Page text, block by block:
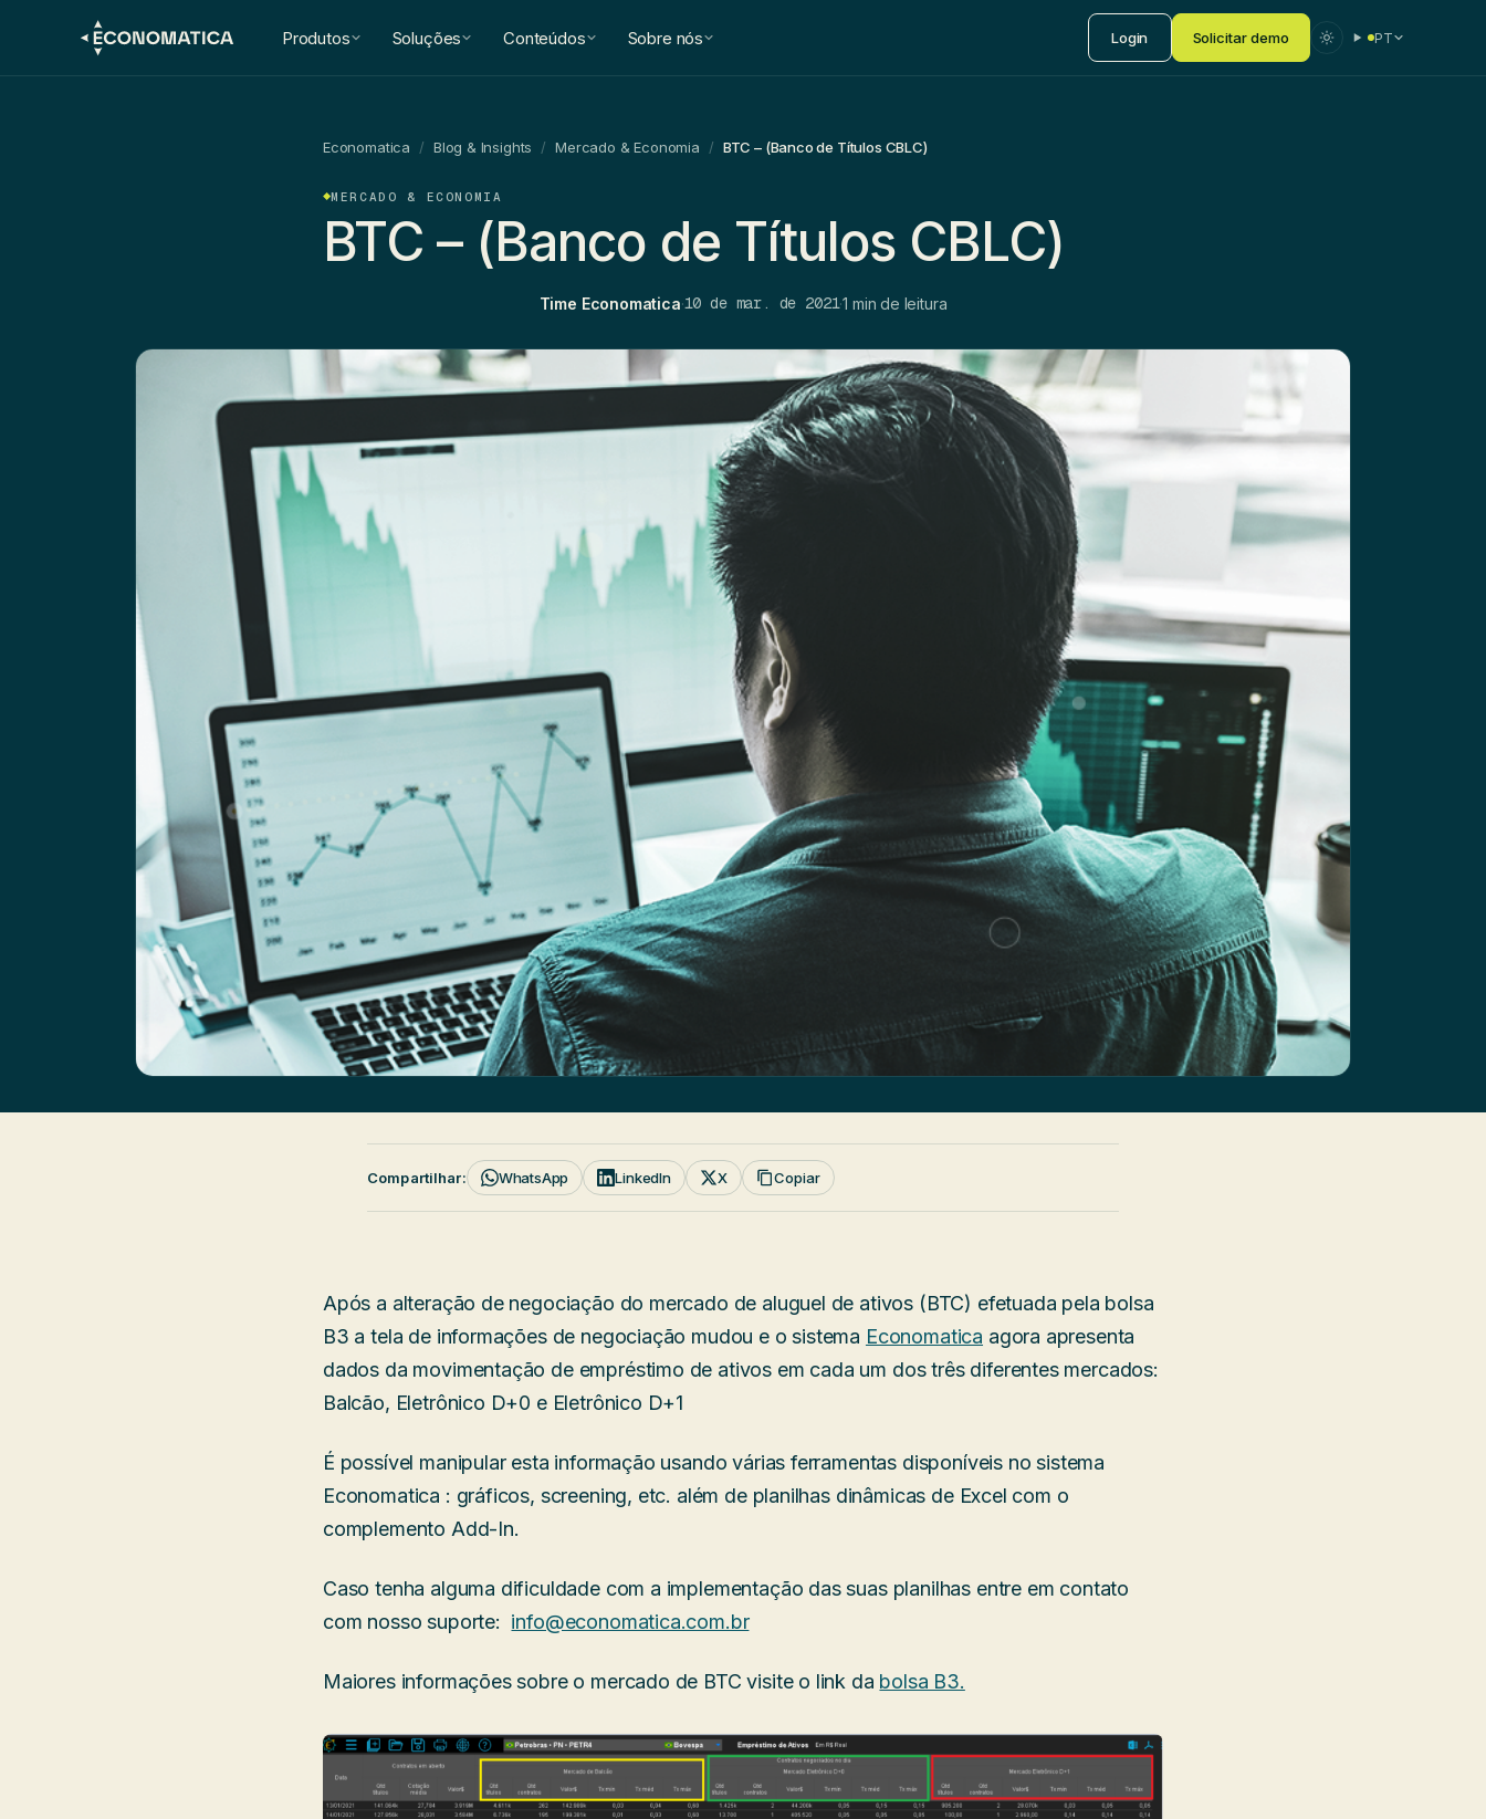
Produtos Soluções Conteúdos Sobre nós Login Solicitar demo PT
Economatica / Blog & Insights / Mercado & Economia / BTC – (Banco de Títulos CBLC)
MERCADO & ECONOMIA
BTC – (Banco de Títulos CBLC)
Time Economatica·10 de mar. de 2021·1 min de leitura
Compartilhar: WhatsApp LinkedIn X Copiar
Após a alteração de negociação do mercado de aluguel de ativos (BTC) efetuada pela bolsa
B3 a tela de informações de negociação mudou e o sistema Economatica agora apresenta
dados da movimentação de empréstimo de ativos em cada um dos três diferentes mercados:
Balcão, Eletrônico D+0 e Eletrônico D+1
É possível manipular esta informação usando várias ferramentas disponíveis no sistema
Economatica : gráficos, screening, etc. além de planilhas dinâmicas de Excel com o
complemento Add-In.
Caso tenha alguma dificuldade com a implementação das suas planilhas entre em contato
com nosso suporte: info@economatica.com.br
Maiores informações sobre o mercado de BTC visite o link da bolsa B3.